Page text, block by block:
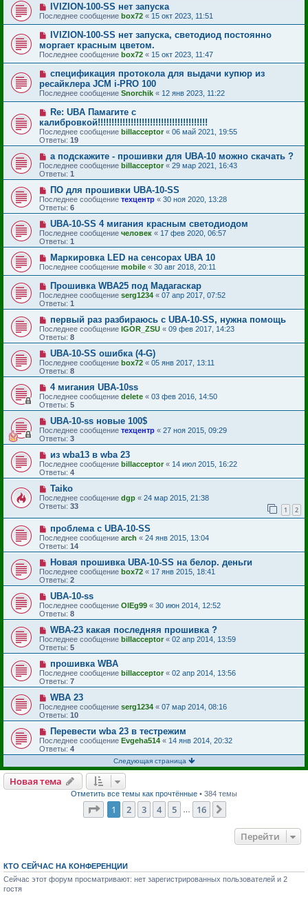
IVIZION-100-SS нет запуска
Последнее сообщение box72 « 15 окт 2023, 11:51
IVIZION-100-SS нет запуска, светодиод постоянно
моргает красным цветом.
Последнее сообщение box72 « 15 окт 2023, 11:47
спецификация протокола для выдачи купюр из
ресайклера JCM i-PRO 100
Последнее сообщение Snorchik « 12 янв 2023, 11:22
Re: UBA Памагите с
калибровкой!!!!!!!!!!!!!!!!!!!!!!!!!!!!!!!!!!!!!!!!
Последнее сообщение billacceptor« 06 май 2021, 19:55
Ответы: 19
а подскажите - прошивки для UBA-10 можно скачать ?
Последнее сообщение billacceptor « 29 мар 2021, 16:43
Ответы: 1
ПО для прошивки UBA-10-SS
Последнее сообщение техцентр « 30 ноя 2020, 13:28
Ответы: 6
UBA-10-SS 4 мигания красным светодиодом
Последнее сообщение человек « 17 фев 2020, 06:57
Ответы: 1
Маркировка LED на сенсорах UBA 10
Последнее сообщение mobile « 30 авг 2018, 20:11
Прошивка WBA25 под Мадагаскар
Последнее сообщение serg1234 « 07 апр 2017, 07:52
Ответы: 1
первый раз разбираюсь с UBA-10-SS, нужна помощь
Последнее сообщение IGOR_ZSU « 09 фев 2017, 14:23
Ответы: 8
UBA-10-SS ошибка (4-G)
Последнее сообщение box72 « 05 янв 2017, 13:11
Ответы: 8
4 мигания UBA-10ss
Последнее сообщение delete « 03 фев 2016, 14:50
Ответы: 5
UBA-10-ss новые 100$
Последнее сообщение техцентр « 27 ноя 2015, 09:29
Ответы: 3
из wba13 в wba 23
Последнее сообщение billacceptor« 14 июл 2015, 16:22
Ответы: 4
Taiko
Последнее сообщение dgp « 24 мар 2015, 21:38
Ответы: 33 1 2
проблема с UBA-10-SS
Последнее сообщение arch « 24 янв 2015, 13:04
Ответы: 14
Новая прошивка UBA-10-SS на белор. деньги
Последнее сообщение box72 « 17 янв 2015, 18:41
Ответы: 2
UBA-10-ss
Последнее сообщение OlEg99 « 30 июн 2014, 12:52
Ответы: 8
WBA-23 какая последняя прошивка ?
Последнее сообщение billacceptor « 02 апр 2014, 13:59
Ответы: 5
прошивка WBA
Последнее сообщение billacceptor« 02 апр 2014, 13:56
Ответы: 7
WBA 23
Последнее сообщение serg1234 « 07 мар 2014, 08:16
Ответы: 10
Перевести wba 23 в тестрежим
Последнее сообщение Evgeha514 « 14 янв 2014, 20:32
Ответы: 4
Следующая страница
Новая тема
Отметить все темы как прочтённые • 384 темы
Страница из 16
1 2 3 4 5 16
Перейти
КТО СЕЙЧАС НА КОНФЕРЕНЦИИ
Сейчас этот форум просматривают: нет зарегистрированных пользователей и 2
гостя